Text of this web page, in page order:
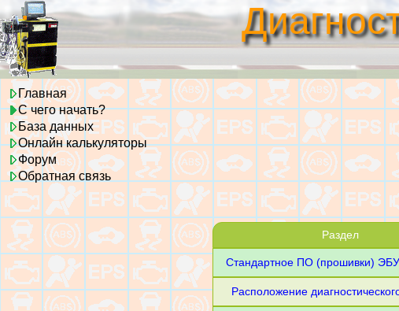
Раздел
Стандартное ПО (прошивки) ЭБУ
Расположение
Главная
С чего начать?
База данных
Онлайн калькуляторы
Форум
Обратная связь